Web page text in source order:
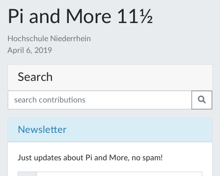
Pi and More 11½
Hochschule Niederrhein
April 6, 2019
Search
Newsletter
Just updates about Pi and More, no spam!